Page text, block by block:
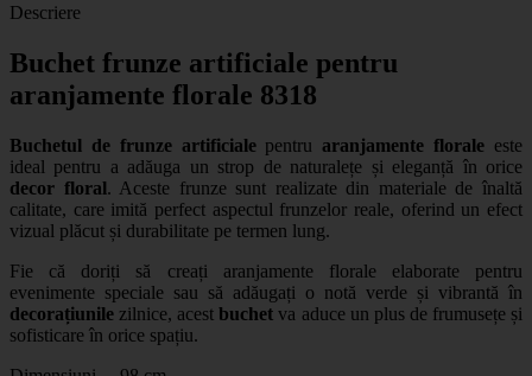
Descriere
Buchet frunze artificiale pentru
aranjamente florale 8318
Buchetul de frunze artificialepentru aranjamente florale este
ideal pentru a adăuga un strop de naturalețe și eleganță în orice
decor floral. Aceste frunze sunt realizate din materiale de înaltă
calitate, care imită perfect aspectul frunzelor reale, oferind un efect
vizual plăcut și durabilitate pe termen lung.
Fie că doriți să creați aranjamente floraleelaborate pentru
evenimente speciale sau să adăugați o notă verde și vibrantă în
decorațiunile zilnice, acestbuchet va aduce un plus de frumusețe și
sofisticare în orice spațiu.